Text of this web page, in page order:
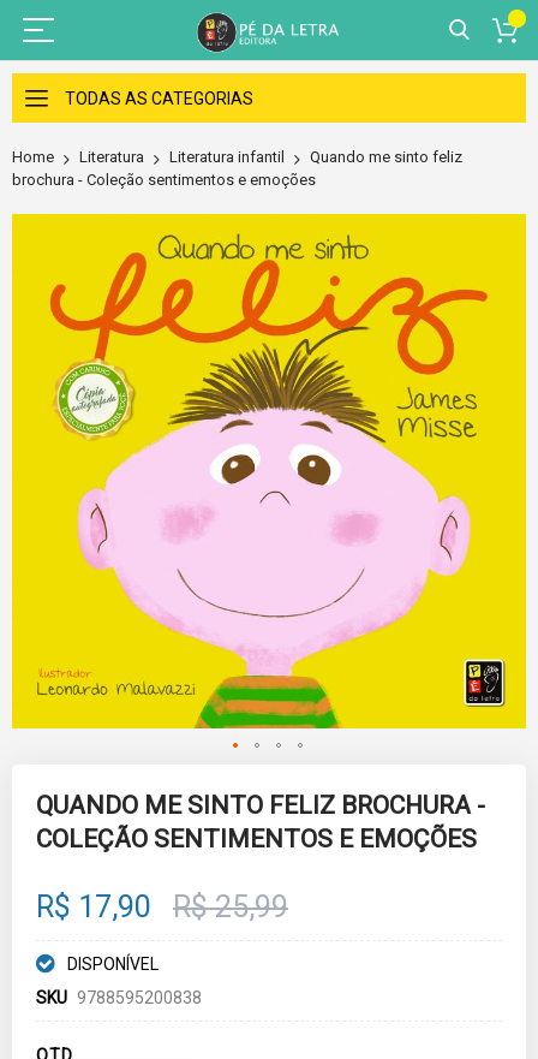
Skip
to
Content
TODAS AS CATEGORIAS
Home Literatura Literatura infantil
Quando me sinto feliz
brochura - Coleção sentimentos e emoções
beginning
images
gallery
QUANDO ME SINTO FELIZ BROCHURA -
COLEÇÃO SENTIMENTOS E EMOÇÕES
R$ 17,90 R$ 25,99
DISPONÍVEL
SKU 9788595200838